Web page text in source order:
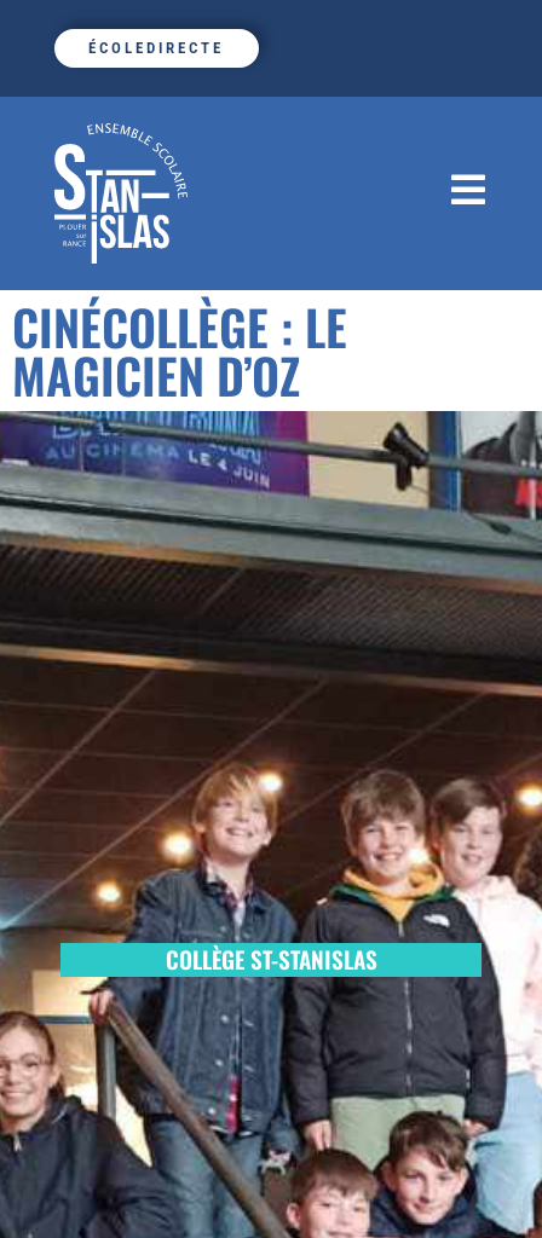
ÉCOLEDIRECTE
CINÉCOLLÈGE : LE
MAGICIEN D’OZ
COLLÈGE ST-STANISLAS